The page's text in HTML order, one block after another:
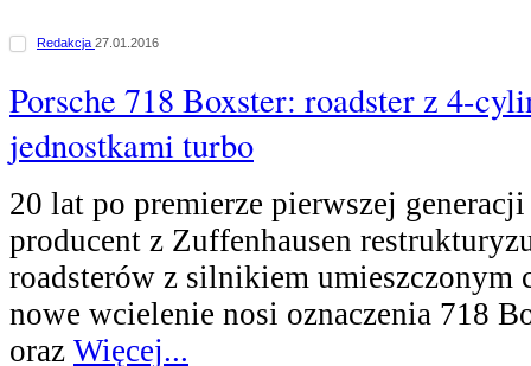
Redakcja 27.01.2016
Porsche 718 Boxster: roadster z 4-
jednostkami turbo
20 lat po premierze pierwszej
producent z Zuffenhausen
roadsterów z silnikiem umieszczonym
nowe wcielenie nosi oznaczenia 718
oraz Więcej...